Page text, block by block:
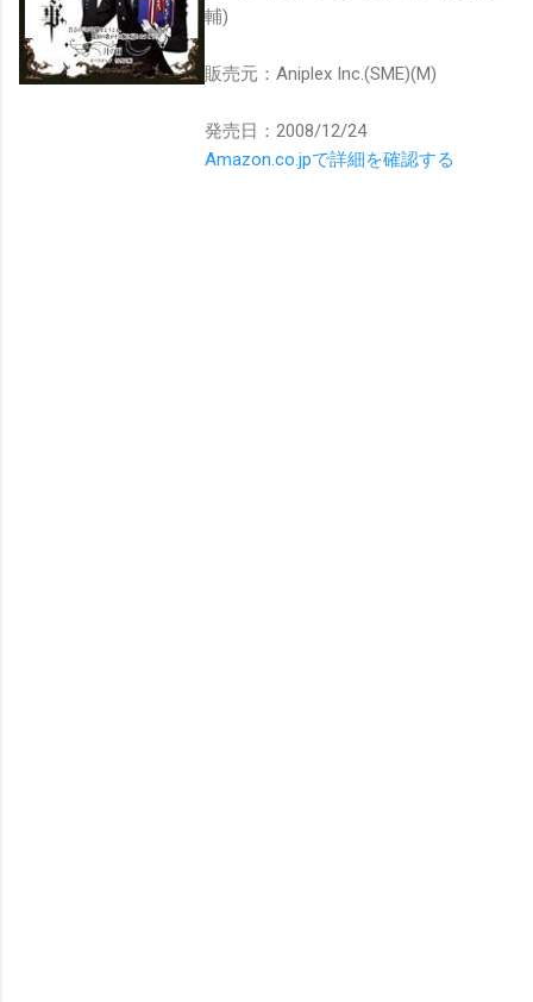
輔)
販売元：Aniplex Inc.(SME)(M)
発売日：2008/12/24
Amazon.co.jpで詳細を確認する